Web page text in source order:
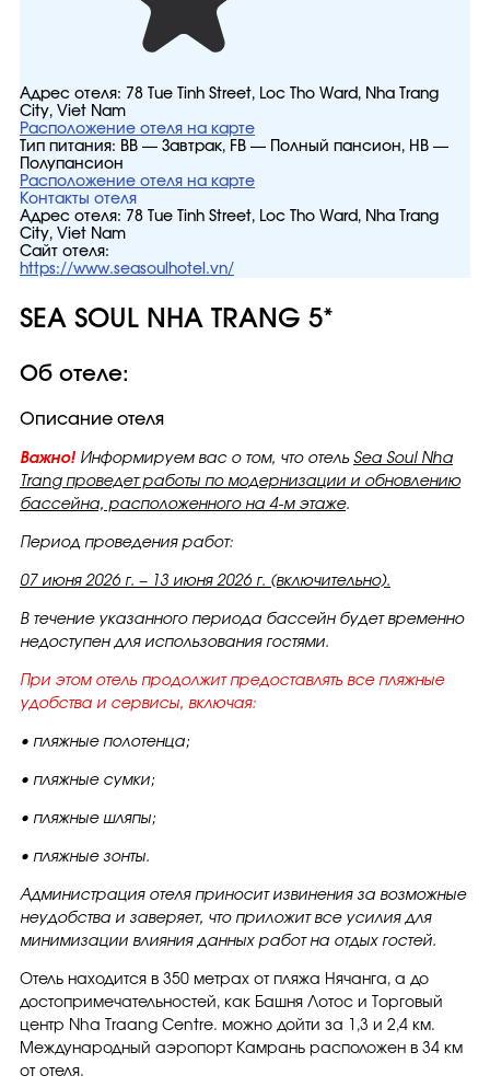
Адрес отеля: 78 Tue Tinh Street, Loc Tho Ward, Nha Trang
City, Viet Nam
Расположение отеля на карте
Тип питания: BB — Завтрак, FB — Полный пансион, HB —
Полупансион
Расположение отеля на карте
Контакты отеля
Адрес отеля: 78 Tue Tinh Street, Loc Tho Ward, Nha Trang
City, Viet Nam
Сайт отеля:
https://www.seasoulhotel.vn/
SEA SOUL NHA TRANG 5*
Об отеле:
Описание отеля
Важно! Информируем вас о том, что отель Sea Soul Nha
Trang проведет работы по модернизации и обновлению
бассейна, расположенного на 4-м этаже.
Период проведения работ:
07 июня 2026 г. – 13 июня 2026 г. (включительно).
В течение указанного периода бассейн будет временно
недоступен для использования гостями.
При этом отель продолжит предоставлять все пляжные
удобства и сервисы, включая:
• пляжные полотенца;
• пляжные сумки;
• пляжные шляпы;
• пляжные зонты.
Администрация отеля приносит извинения за возможные
неудобства и заверяет, что приложит все усилия для
минимизации влияния данных работ на отдых гостей.
Отель находится в 350 метрах от пляжа Нячанга, а до
достопримечательностей, как Башня Лотос и Торговый
центр Nha Traang Centre. можно дойти за 1,3 и 2,4 км.
Международный аэропорт Камрань расположен в 34 км
от отеля.